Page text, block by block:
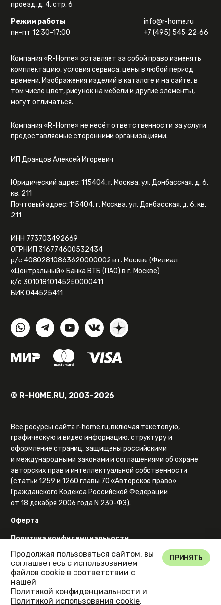
проезд, д. 4, стр. 6
Режим работы
пн-пт 12:30-17:00
info@r-home.ru
+7 (495) 545‑22‑66
Компания «R-Home» оставляет за собой право изменять
комплектацию, условия сервиса, цены в любой период
времени. Изображения изделий в каталоге и на сайте, в
том числе цвет, рисунок на мебели и другие элементы,
могут отличаться.
Компания «R-Home» не несёт ответственности за услуги
предоставляемые сторонними организациями.
ИП Дранцов Алексей Игоревич
Юридический адрес: 115404, г. Москва, ул. Донбасская, д. 6,
кв. 211
Почтовый адрес: 115404, г. Москва, ул. Донбасская, д. 6, кв.
211
ИНН 773703492669
ОГРНИП 316774600532434
р/с 40802810863620000002 в г. Москве (Филиал
«Центральный» Банка ВТБ (ПАО) в г. Москве)
к/с 30101810145250000411
БИК 044525411
© R-HOME.RU, 2003–2026
Все ресурсы сайта r-home.ru, включая текстовую,
графическую и видео информацию, структуру и
оформление страниц, защищены российскими
и международными законами и соглашениями об охране
авторских прав и интеллектуальной собственности
(статьи 1259 и 1260 главы 70 «Авторское право»
Гражданского Кодекса Российской Федерации
от 18 декабря 2006 года N 230-ФЗ).
Оферта
Политика конфиденциальности
Карта сайта
Продолжая пользоваться сайтом, вы
соглашаетесь с использованием
файлов cookie в соответствии с
нашей
Политикой конфиденциальности и
Политикой использования cookie.
ПРИНЯТЬ